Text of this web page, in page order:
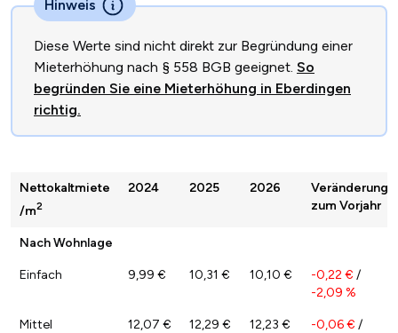
Hinweis
Diese Werte sind nicht direkt zur Begründung einer
Mieterhöhung nach § 558 BGB geeignet. So
begründen Sie eine Mieterhöhung in Eberdingen
richtig.
Nettokaltmiete
/m2
2024 2025 2026
Veränderung
zum Vorjahr
Nach Wohnlage
Einfach 9,99 € 10,31 € 10,10 € -0,22 € /
-2,09 %
Mittel 12,07 € 12,29 € 12,23 € -0,06 € /